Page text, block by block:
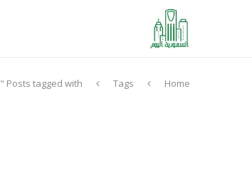
Home
Tags Posts tagged with "الذراع للأمام"